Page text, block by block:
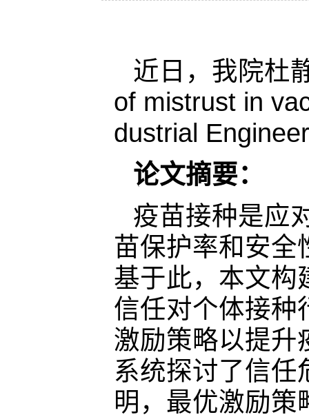
近日，我院杜
of mistrust in
dustrial
论文摘要：
疫苗接种是应
苗保护率和安全
基于此，本文构
信任对个体接种
激励策略以提升
系统探讨了信任
明，最优激励策